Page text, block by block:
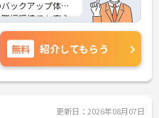
ックアップ体制
場環境でも安心
。
トなど、さらに
にご相談くださ
無料 紹介してもらう
更新日：2026年08月07日